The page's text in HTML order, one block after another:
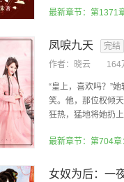
最新章节：第1371
凤唳九天
完结
作者： 晓云 164
“皇上，喜欢吗？”
笑。他，那位权倾
狂热，猛地将她扔
最新章节：第704
女奴为后：一